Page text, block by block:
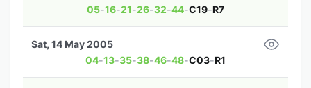
05-16-21-26-32-44-C19-R7
04-13-35-38-46-48-C03-R1
Sat, 14 May 2005